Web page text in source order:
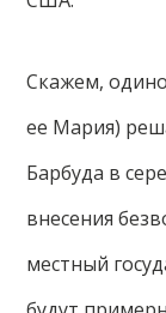
Скажем,
ее Мария)
Барбуда в
внесения
местный